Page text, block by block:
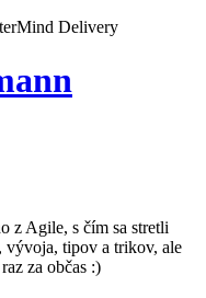
Delivery
z Agile, s čím sa stretli
vývoja, tipov a trikov, ale
za občas :)